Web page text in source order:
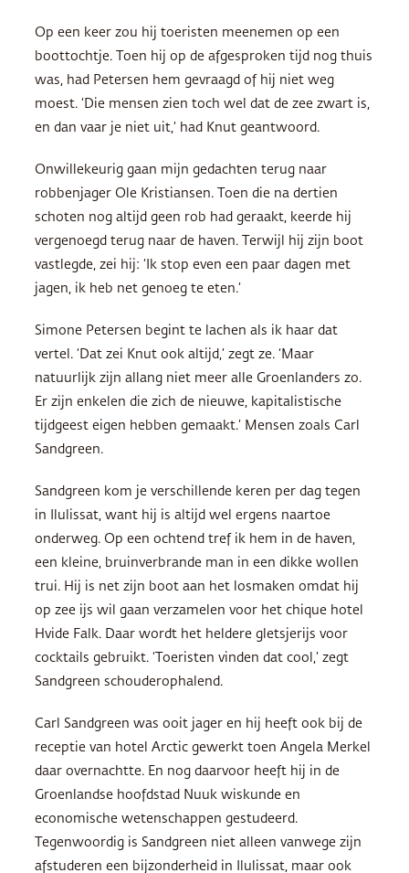
Op een keer zou hij toeristen meenemen op een
boottochtje. Toen hij op de afgesproken tijd nog thuis
was, had Petersen hem gevraagd of hij niet weg
moest. ‘Die mensen zien toch wel dat de zee zwart is,
en dan vaar je niet uit,’ had Knut geantwoord.
Onwillekeurig gaan mijn gedachten terug naar
robbenjager Ole Kristiansen. Toen die na dertien
schoten nog altijd geen rob had geraakt, keerde hij
vergenoegd terug naar de haven. Terwijl hij zijn boot
vastlegde, zei hij: ‘Ik stop even een paar dagen met
jagen, ik heb net genoeg te eten.’
Simone Petersen begint te lachen als ik haar dat
vertel. ‘Dat zei Knut ook altijd,’ zegt ze. ‘Maar
natuurlijk zijn allang niet meer alle Groenlanders zo.
Er zijn enkelen die zich de nieuwe, kapitalistische
tijdgeest eigen hebben gemaakt.’ Mensen zoals Carl
Sandgreen.
Sandgreen kom je verschillende keren per dag tegen
in Ilulissat, want hij is altijd wel ergens naartoe
onderweg. Op een ochtend tref ik hem in de haven,
een kleine, bruinverbrande man in een dikke wollen
trui. Hij is net zijn boot aan het losmaken omdat hij
op zee ijs wil gaan verzamelen voor het chique hotel
Hvide Falk. Daar wordt het heldere gletsjerijs voor
cocktails gebruikt. ‘Toeristen vinden dat cool,’ zegt
Sandgreen schouderophalend.
Carl Sandgreen was ooit jager en hij heeft ook bij de
receptie van hotel Arctic gewerkt toen Angela Merkel
daar overnachtte. En nog daarvoor heeft hij in de
Groenlandse hoofdstad Nuuk wiskunde en
economische wetenschappen gestudeerd.
Tegenwoordig is Sandgreen niet alleen vanwege zijn
afstuderen een bijzonderheid in Ilulissat, maar ook